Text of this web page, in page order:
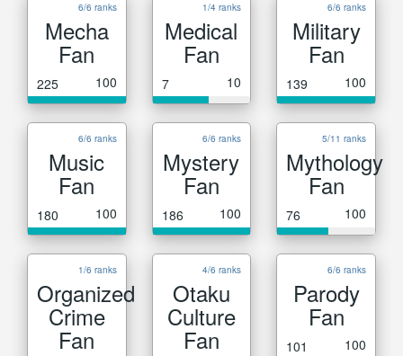
6/6 ranks
Mecha
Fan
225 100
1/4 ranks
Medical
Fan
7 10
6/6 ranks
Military
Fan
139 100
6/6 ranks
Music
Fan
180 100
6/6 ranks
Mystery
Fan
186 100
5/11 ranks
Mythology
Fan
76 100
1/6 ranks
Organized
Crime
Fan
4/6 ranks
Otaku
Culture
Fan
6/6 ranks
Parody
Fan
101 100